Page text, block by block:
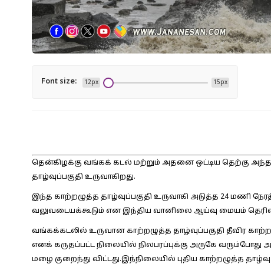
Font size: 12px 15px
தென்கிழக்கு வங்கக் கடல் மற்றும் அதனை ஒட்டிய தெற்கு
தாழ்வுப்பகுதி உருவாகிறது.
இந்த காற்றழுத்த தாழ்வுப்பகுதி உருவாகி அடுத்த 24 மணி
வலுவடையக்கூடும் என இந்திய வானிலை ஆய்வு மையம்
வங்கக்கடலில் உருவான காற்றழுத்த தாழ்வுப்பகுதி தீவிர
எனக் கருதப்பட்ட நிலையில் நிலபரப்புக்கு அருகே
மழை குறைந்து விட்டது.இந்நிலையில் புதிய காற்றழுத்த